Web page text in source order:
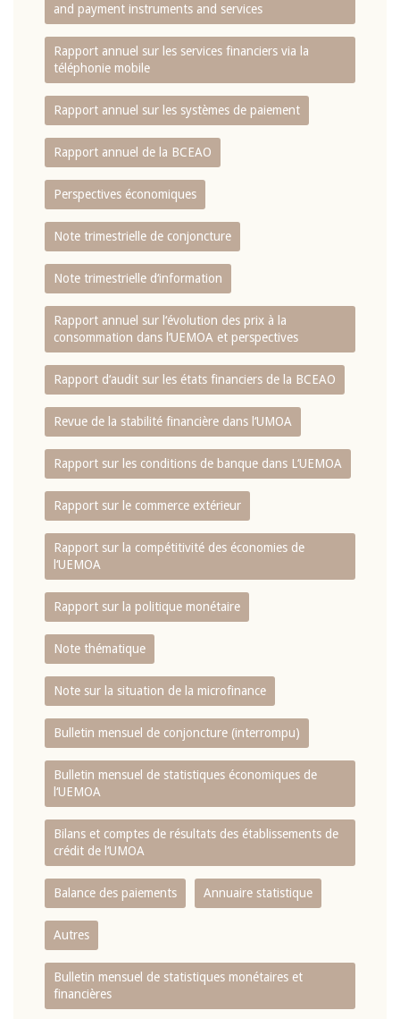
and payment instruments and services
Rapport annuel sur les services financiers via la
téléphonie mobile
Rapport annuel sur les systèmes de paiement
Rapport annuel de la BCEAO
Perspectives économiques
Note trimestrielle de conjoncture
Note trimestrielle d‘information
Rapport annuel sur l‘évolution des prix à la
consommation dans l‘UEMOA et perspectives
Rapport d‘audit sur les états financiers de la BCEAO
Revue de la stabilité financière dans l‘UMOA
Rapport sur les conditions de banque dans L‘UEMOA
Rapport sur le commerce extérieur
Rapport sur la compétitivité des économies de
l‘UEMOA
Rapport sur la politique monétaire
Note thématique
Note sur la situation de la microfinance
Bulletin mensuel de conjoncture (interrompu)
Bulletin mensuel de statistiques économiques de
l‘UEMOA
Bilans et comptes de résultats des établissements de
crédit de l‘UMOA
Balance des paiements Annuaire statistique
Autres
Bulletin mensuel de statistiques monétaires et
financières